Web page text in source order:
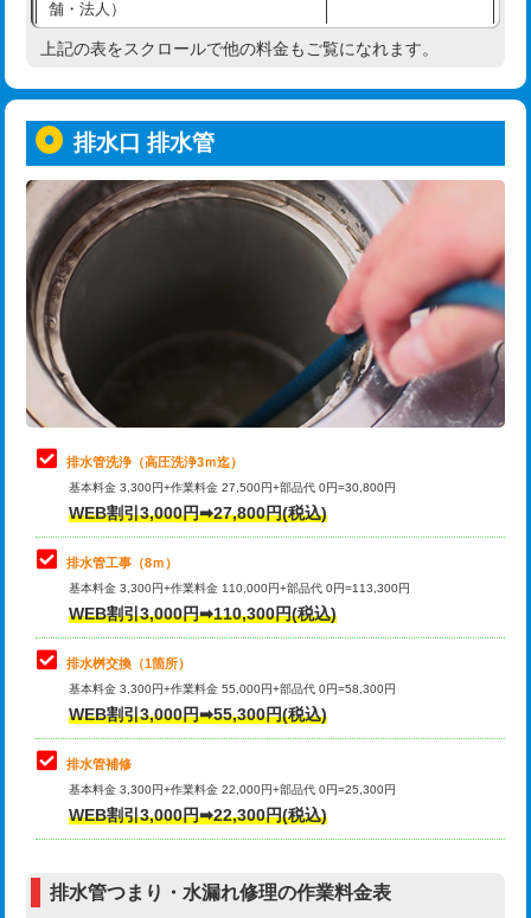
給水管工事※（塩ビ管（VP・HI）使
用/3ｍまで)
用（追加）/3ｍ超え)
給水管工事※（ライニング鋼管・銅
管・ポリ管・HT管使用/3ｍまで)
44,000円
給水管工事※（ライニング鋼管・銅
管・ポリ管・HT管使用/3ｍ超え)
+8,800円
排水管工事（土の掘削・埋め戻し作
業）
11,000円~
排水管工事（排水管工事/3ｍまで） 55,000円
排水管工事（追加 排水管工事/3ｍ超
え）
マス交換（土の掘削・埋め戻し作業）
マス交換（深さ50㎝未満）
マス交換（深さ50㎝以上）
コンクリート斫り（厚さ10㎝まで）
コンクリート斫り（厚さ10㎝超え）
モルタル補修（厚さ10㎝まで）
モルタル補修（厚さ10㎝超え）
追加人工 16,500円
舗・法人）
高度高圧洗浄換 現地調査
トーラー機使用/3mまで
追加トーラー機使用/3m超え +3,300円
カメラ調査 33,000円
桝清掃 8,800円
止水・漏水調査・防水処理・清掃・修
理・調整・分解・加工など（軽作業）
11,000円
止水・漏水調査・防水処理・清掃・修
理・調整・分解・加工など（中作業）
22,000円
止水・漏水調査・防水処理・清掃・修
理・調整・分解・加工など（重作業）
33,000円
その他部品の脱着
交換・取付（タンク）
交換・取付(単水栓（壁付・デッキ
式）)
交換・取付(混合水栓（壁付・デッキ
式・ワンホール）)
16,500円+材料費
交換・取付(排水栓・排水トラップ
交換・取付（その他部品） 11,000円+材料費
上記の表をスクロールで他の料金もご覧になれます。
排水口 排水管
排水管洗浄（高圧洗浄3ｍ迄）
基本料金 3,300円+作業料金 27,500円+部品代 0円=30,800円
WEB割引3,000円➡27,800円(税込)
排水管工事（8ｍ）
基本料金 3,300円+作業料金 110,000円+部品代 0円=113,300円
WEB割引3,000円➡110,300円(税込)
排水桝交換（1箇所）
基本料金 3,300円+作業料金 55,000円+部品代 0円=58,300円
WEB割引3,000円➡55,300円(税込)
排水管補修
基本料金 3,300円+作業料金 22,000円+部品代 0円=25,300円
WEB割引3,000円➡22,300円(税込)
排水管つまり・水漏れ修理の作業料金表